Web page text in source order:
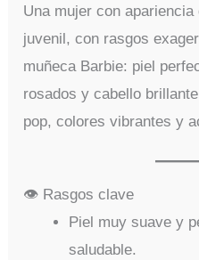
Una mujer con
juvenil, con rasgos
muñeca Barbie: piel
rosados y cabello
pop, colores vibrantes y
👁️ Rasgos clave
Piel muy suave y
saludable.